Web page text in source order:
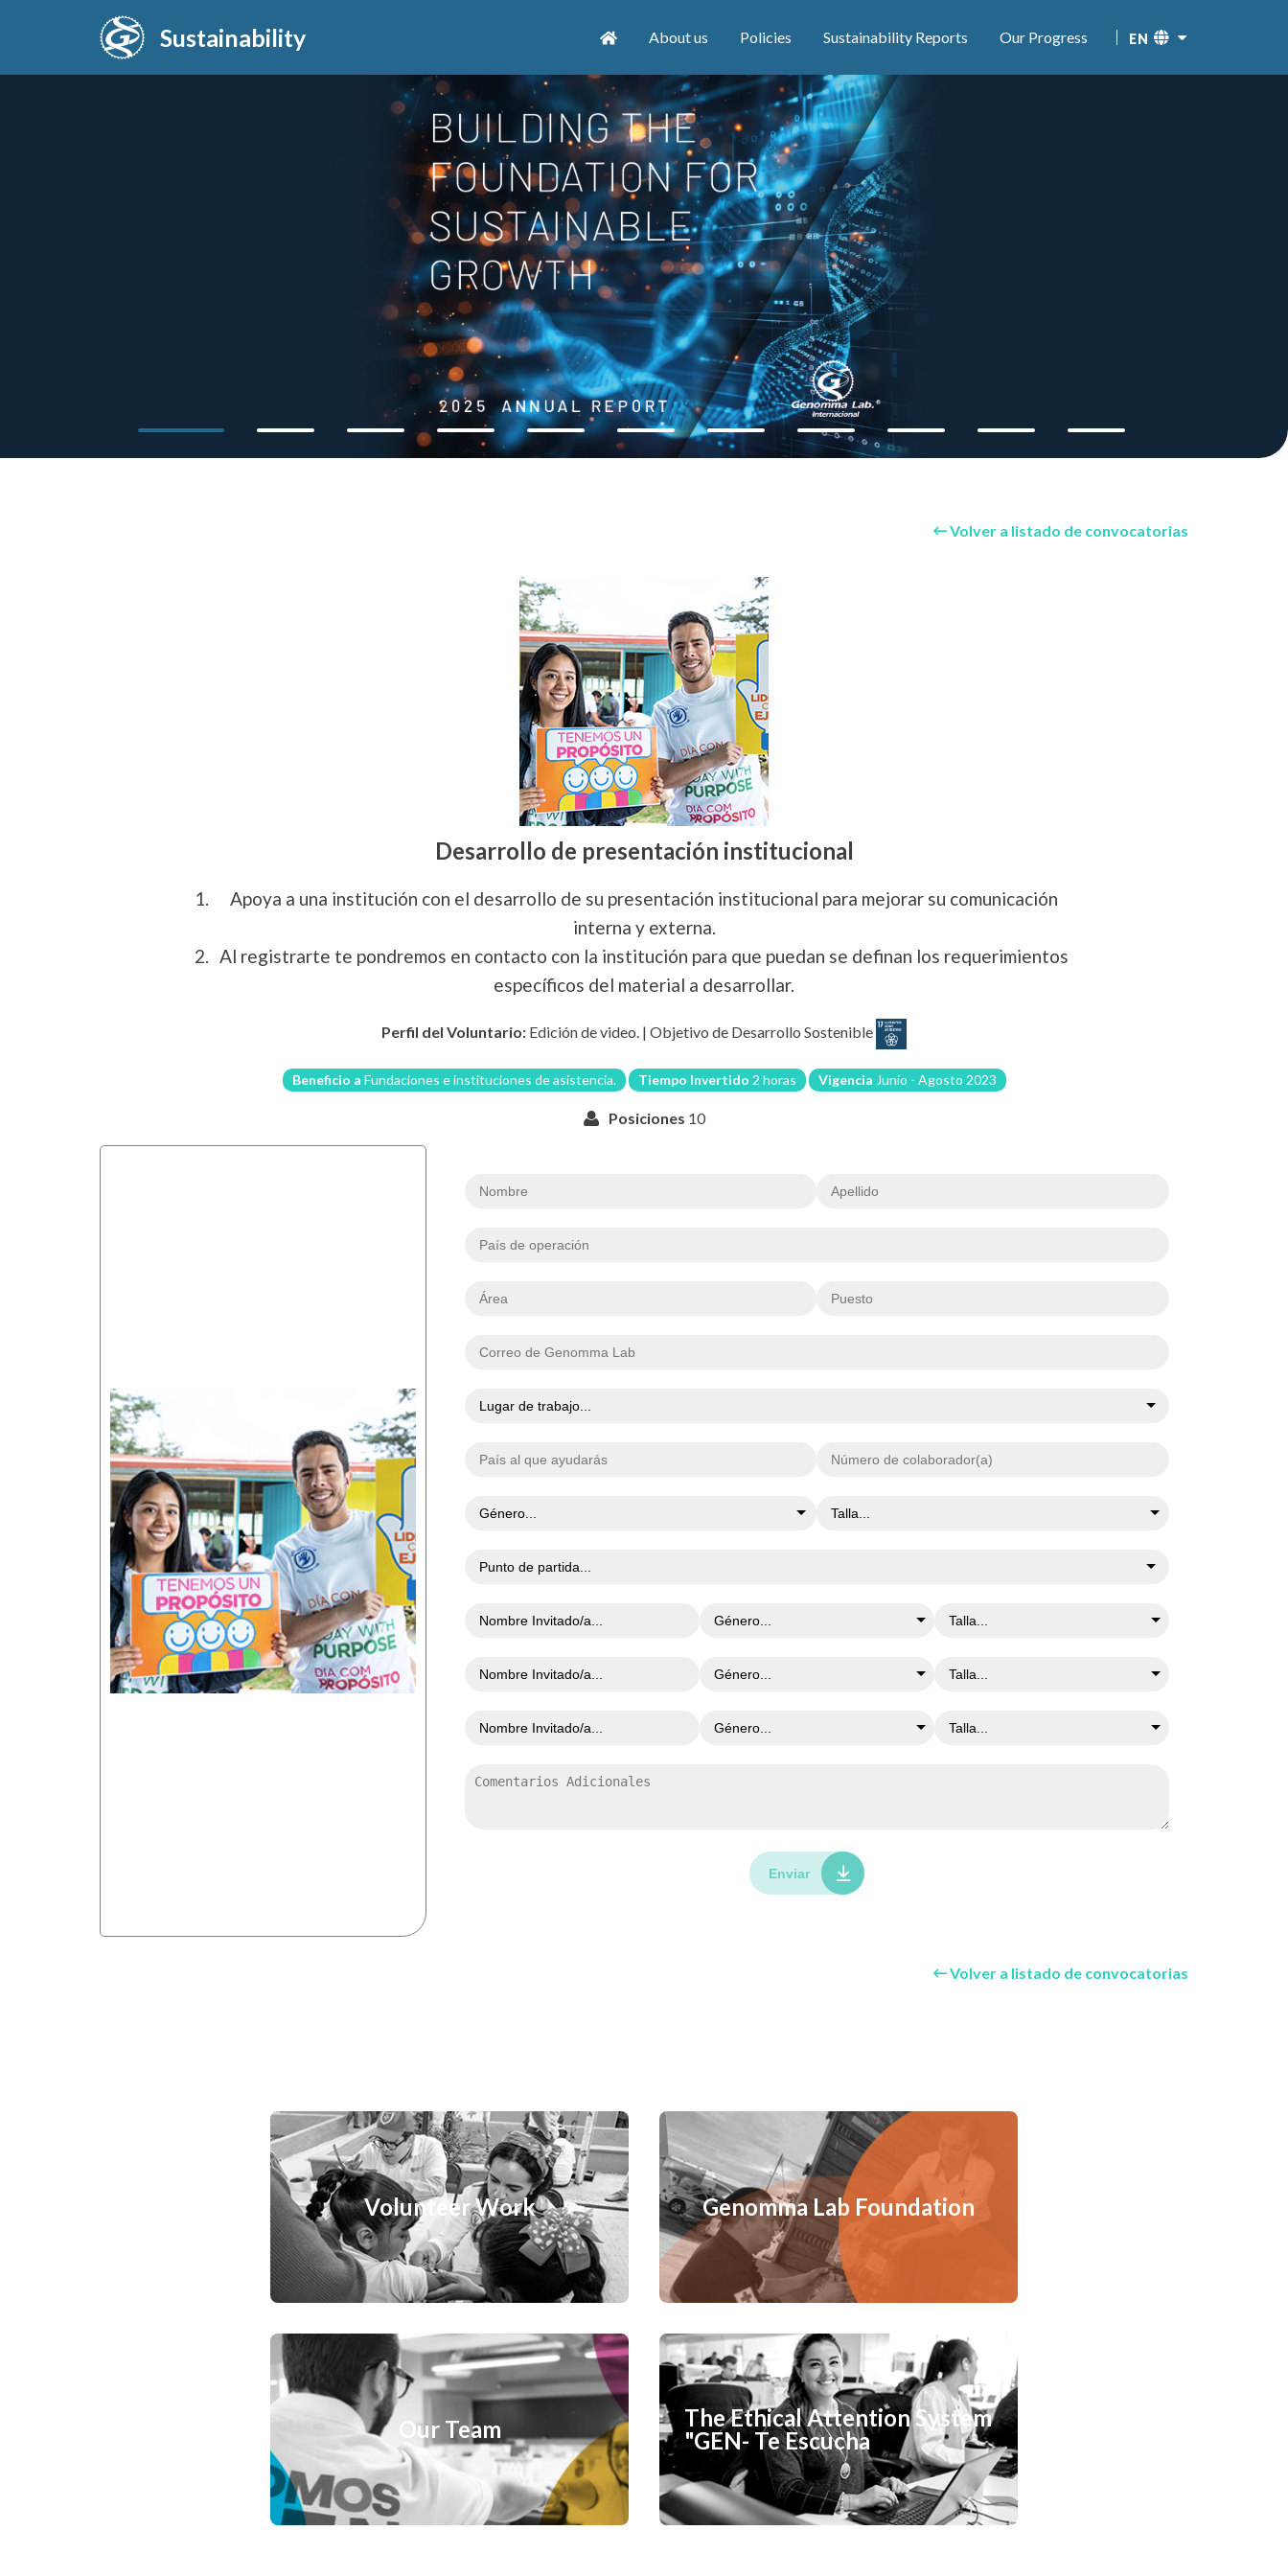
Sustainability About us Policies Sustainability Reports Our Progress EN
Volver a listado de convocatorias
Desarrollo de presentación institucional
Apoya a una institución con el desarrollo de su presentación institucional para mejorar su comunicación
interna y externa.
Al registrarte te pondremos en contacto con la institución para que puedan se definan los requerimientos
específicos del material a desarrollar.
Perfil del Voluntario: Edición de video. | Objetivo de Desarrollo Sostenible
Beneficio a Fundaciones e instituciones de asistencia. Tiempo Invertido 2 horas Vigencia Junio - Agosto 2023
Posiciones 10
Enviar
Volver a listado de convocatorias
Volunteer Work Genomma Lab Foundation
Our Team
The Ethical Attention System
"GEN- Te Escucha